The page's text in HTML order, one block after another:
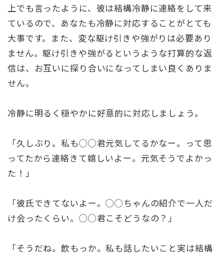
上でも言ったように、彼は結構冷静に連絡をして来
ているので、あなたも冷静に対応することがとても
大事です。また、変な駆け引きや強がりは必要あり
ません。駆け引きや強がるというような打算的な返
信は、お互いに探り合いになってしまい良くありま
せん。
冷静に明るく穏やかに好意的に対応しましょう。
「久しぶり。私も◯◯君元気してるかなー。って思
ってたから連絡きて嬉しいよー。元気そうでよかっ
た！」
「彼氏できてないよー。◯◯ちゃんの紹介で一人だ
け会ったくらい。◯◯君こそどうなの？」
「そうだね。飲もっか。私も話したいこと実は結構